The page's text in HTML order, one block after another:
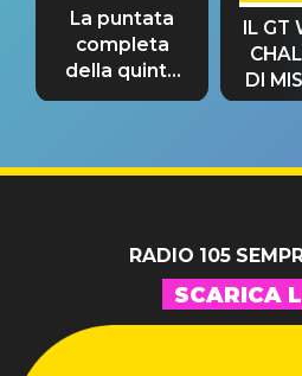
La puntata
completa
della quinta
tappa
IL GT
DI
RADIO 105
SCARICA